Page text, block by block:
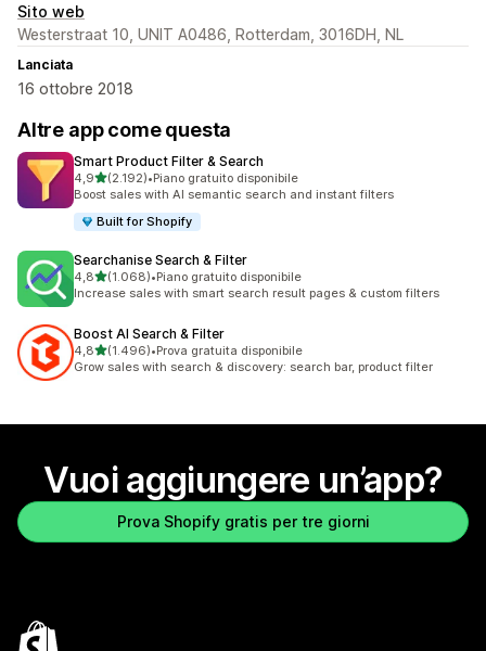
Sito web
Westerstraat 10, UNIT A0486, Rotterdam, 3016DH, NL
Lanciata
16 ottobre 2018
Altre app come questa
Smart Product Filter & Search
4,9stelle su 5
(2.192)
2192 recensioni totali
•Piano gratuito disponibile
Boost sales with AI semantic search and instant filters
Built for Shopify
Searchanise Search & Filter
4,8stelle su 5
(1.068)
1068 recensioni totali
•Piano gratuito disponibile
Increase sales with smart search result pages & custom filters
Boost AI Search & Filter
4,8stelle su 5
(1.496)
1496 recensioni totali
•Prova gratuita disponibile
Grow sales with search & discovery: search bar, product filter
Vuoi aggiungere un’app?
Prova Shopify gratis per tre giorni